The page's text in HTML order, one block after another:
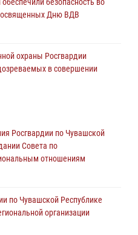
Дню ВДВ
охраны Росгвардии
в совершении
подозреваемого в
национальной гвардии
Росгвардии по Чувашской
Совета по
отношениям
по Чувашской Республике
организации